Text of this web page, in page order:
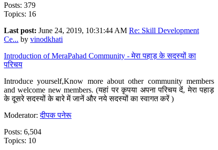
Posts: 379
Topics: 16
Last post: June 24, 2019, 10:31:44 AM Re: Skill Development
Ce... by vinodkhati
Introduction of MeraPahad Community - मेरा पहाड़ के सदस्यों का
परिचय
Introduce yourself,Know more about other community members
and welcome new members. (यहां पर कृपया अपना परिचय दें, मेरा पहाड़
के दूसरे सदस्यों के बारे में जानें और नये सदस्यों का स्वागत करें )
Moderator:दीपक पनेरू
Posts: 6,504
Topics: 10